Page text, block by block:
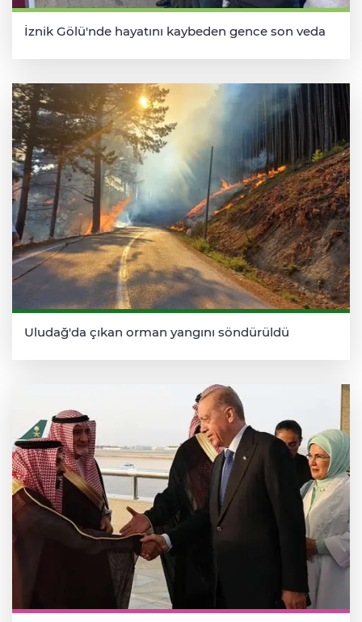
İznik Gölü'nde hayatını kaybeden gence son veda
Uludağ'da çıkan orman yangını söndürüldü